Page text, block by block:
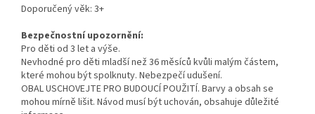
Doporučený věk: 3+
Bezpečnostní upozornění:
Pro děti od 3 let a výše.
Nevhodné pro děti mladší než 36 měsíců kvůli malým částem,
které mohou být spolknuty. Nebezpečí udušení.
OBAL USCHOVEJTE PRO BUDOUCÍ POUŽITÍ. Barvy a obsah se
mohou mírně lišit. Návod musí být uchován, obsahuje důležité